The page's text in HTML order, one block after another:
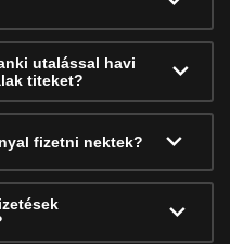
utalással havi
titeket?
fizetni nektek?